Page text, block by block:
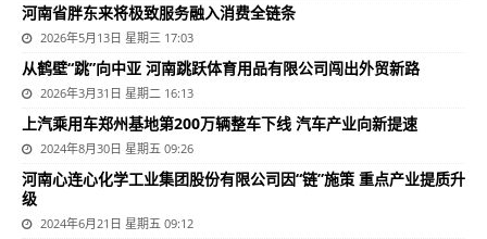
河南省胖东来将极致服务融入消费全链条
2026年5月13日 星期三 17:03
从鹤壁“跳”向中亚 河南跳跃体育用品有限公司闯出外贸新路
2026年3月31日 星期二 16:13
上汽乘用车郑州基地第200万辆整车下线 汽车产业向新提速
2024年8月30日 星期五 09:26
河南心连心化学工业集团股份有限公司因“链”施策 重点产业提质升
级
2024年6月21日 星期五 09:12